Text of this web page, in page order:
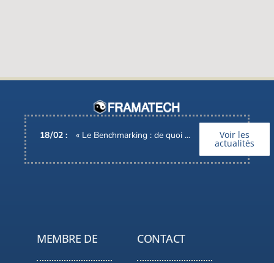
18/02 : « Le Benchmarking : de quoi parle-t-on ? », Interview d’Alain BARONI, Pdg de FRAMATECH Voir les
actualités
MEMBRE DE CONTACT